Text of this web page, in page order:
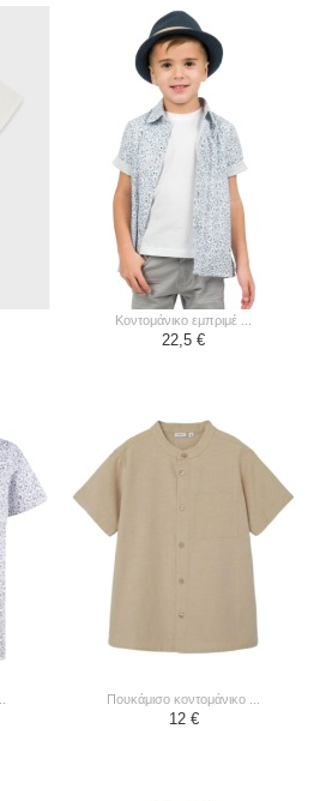
κοντομάνικο εμπριμέ ...
22,5 €
πουκάμισο κοντομάνικο ...
12 €